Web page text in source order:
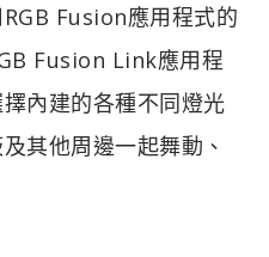
Fusion應用程式的
Fusion Link應用程
內建的各種不同燈光
其他周邊一起舞動、